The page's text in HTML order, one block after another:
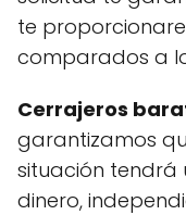
te
comparados a
Cerrajeros
garantizamos
situación tendrá
dinero,